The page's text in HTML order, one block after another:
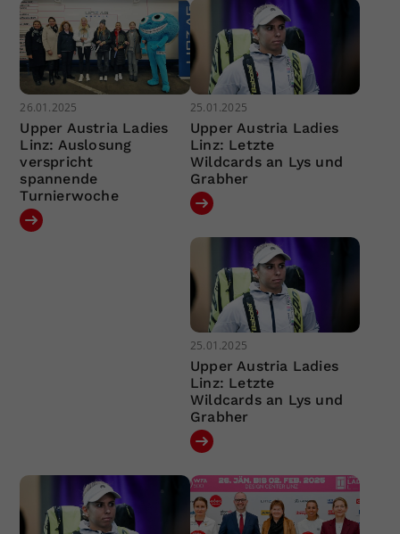
26.01.2025
Upper Austria Ladies
Linz: Auslosung
verspricht
spannende
Turnierwoche
25.01.2025
Upper Austria Ladies
Linz: Letzte
Wildcards an Lys und
Grabher
25.01.2025
Upper Austria Ladies
Linz: Letzte
Wildcards an Lys und
Grabher